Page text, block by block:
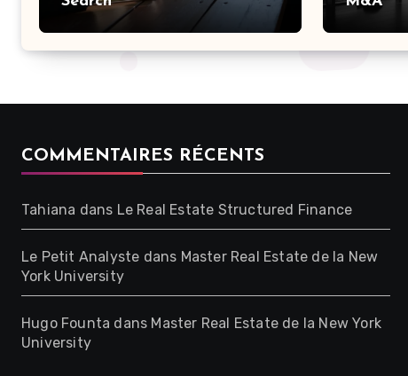
COMMENTAIRES RÉCENTS
Tahiana dans Le Real Estate Structured Finance
Le Petit Analyste dans Master Real Estate de la New
York University
Hugo Founta dans Master Real Estate de la New York
University